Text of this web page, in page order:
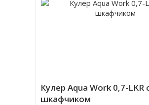
Кулер Aqua Work 0,7-LKR
шкафчиком